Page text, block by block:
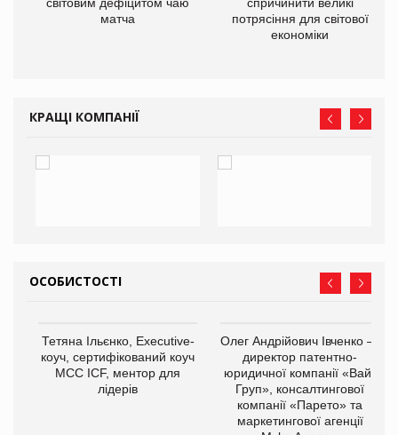
матча
потрясіння для світової
економіки
КРАЩІ КОМПАНІЇ
ОСОБИСТОСТІ
Тетяна Ільєнко, Executive-
коуч, сертифікований коуч
МСС ICF, ментор для
лідерів
Олег Андрійович Івченко —
директор патентно-
юридичної компанії «Вайз
Груп», консалтингової
компанії «Парето» та
маркетингової агенції